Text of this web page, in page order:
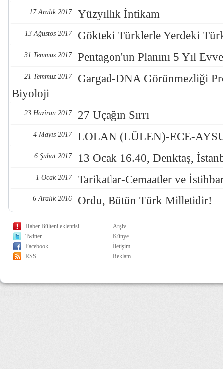
17 Aralık 2017 Yüzyıllık İntikam
13 Ağustos 2017 Gökteki Türklerle Yerdeki
31 Temmuz 2017 Pentagon'un Planını 5 Yıl
21 Temmuz 2017
Gargad-DNA Görünmezliği
Biyoloji
23 Haziran 2017 27 Uçağın Sırrı
4 Mayıs 2017 LOLAN (LÜLEN)-ECE-
6 Şubat 2017 13 Ocak 16.40, Denktaş,
1 Ocak 2017 Tarikatlar-Cemaatler ve
6 Aralık 2016 Ordu, Bütün Türk Milletidir!
Haber Bülteni eklentisi
Twitter
Facebook
RSS
Arşiv
Künye
İletişim
Reklam